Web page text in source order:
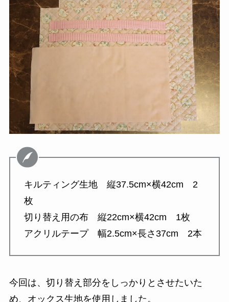
キルティング生地 縦37.5cm×横42cm 2
枚
切り替え用の布 縦22cm×横42cm 1枚
アクリルテープ 幅2.5cm×長さ37cm 2本
今回は、切り替え部分をしっかりとさせたいた
め、オックス生地を使用しました。